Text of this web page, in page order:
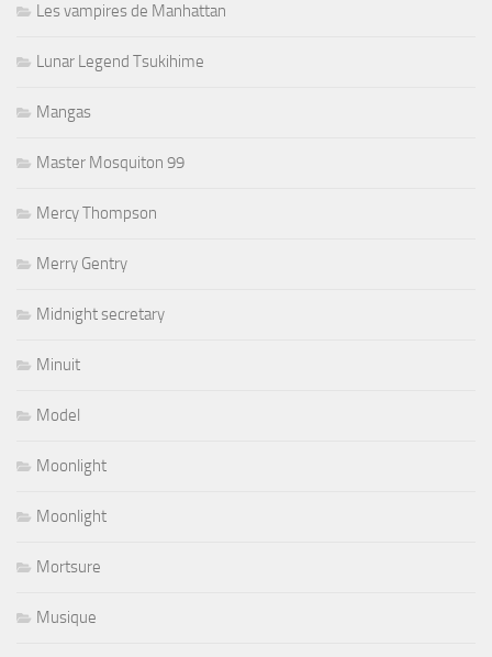
Les vampires de Manhattan
Lunar Legend Tsukihime
Mangas
Master Mosquiton 99
Mercy Thompson
Merry Gentry
Midnight secretary
Minuit
Model
Moonlight
Moonlight
Mortsure
Musique